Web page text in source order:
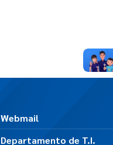
Webmail
Departamento de T.I.